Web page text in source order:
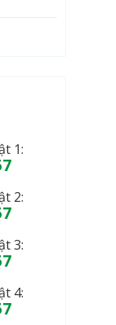
1:
2:
3:
4: